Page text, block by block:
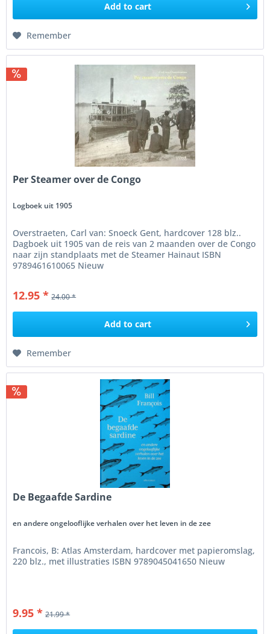
Add to cart
Remember
Per Steamer over de Congo
Logboek uit 1905
Overstraeten, Carl van: Snoeck Gent, hardcover 128 blz..
Dagboek uit 1905 van de reis van 2 maanden over de Congo
naar zijn standplaats met de Steamer Hainaut ISBN
9789461610065 Nieuw
12.95 * 24.00 *
Add to cart
Remember
De Begaafde Sardine
en andere ongelooflijke verhalen over het leven in de zee
Francois, B: Atlas Amsterdam, hardcover met papieromslag,
220 blz., met illustraties ISBN 9789045041650 Nieuw
9.95 * 21.99 *